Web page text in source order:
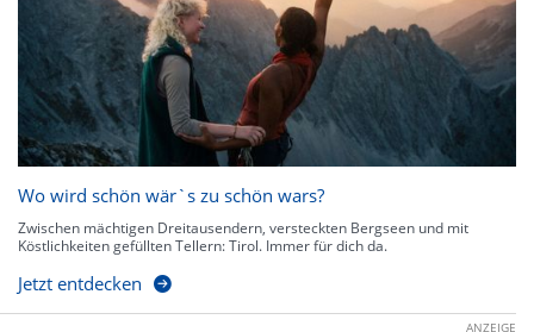
Wo wird schön wär`s zu schön wars?
Zwischen mächtigen Dreitausendern, versteckten Bergseen und mit
Köstlichkeiten gefüllten Tellern: Tirol. Immer für dich da.
Jetzt entdecken
ANZEIGE